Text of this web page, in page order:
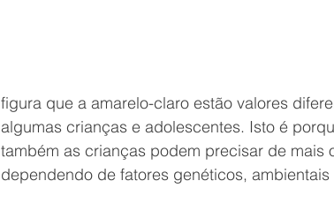
figura que a amarelo-claro estão valores
algumas crianças e adolescentes. Isto é
também as crianças podem precisar de mais
dependendo de fatores genéticos,